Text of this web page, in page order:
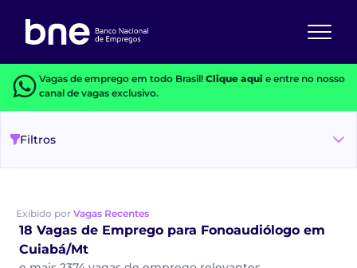
Vagas de emprego em todo Brasil! Clique aquie entre no nosso
canal de vagas exclusivo.
Filtros
Exibido por Vagas Recentes
18 Vagas de Emprego para Fonoaudiólogo em
Cuiabá/Mt